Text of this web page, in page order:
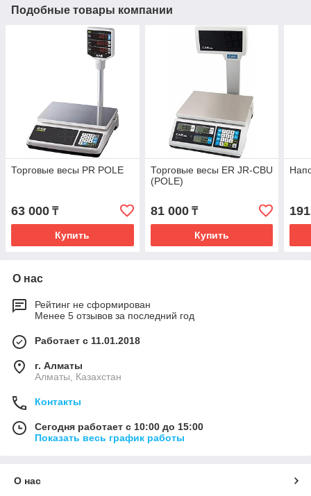
Подобные товары компании
Торговые весы PR POLE
63 000 ₸
Купить
Торговые весы ER JR-CBU
(POLE)
81 000₸
Купить
О нас
Рейтинг не сформирован
Менее 5 отзывов за последний год
Работает с 11.01.2018
г. Алматы
Алматы, Казахстан
Контакты
Сегодня работает с 10:00 до 15:00
Показать весь график работы
О нас